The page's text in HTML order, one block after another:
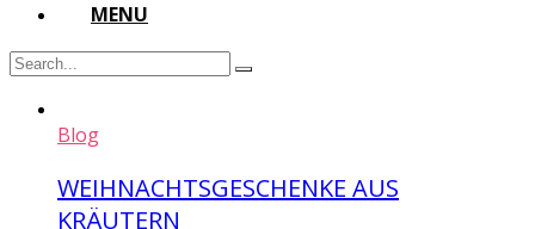
MENU
Blog
WEIHNACHTSGESCHENKE AUS
KRÄUTERN